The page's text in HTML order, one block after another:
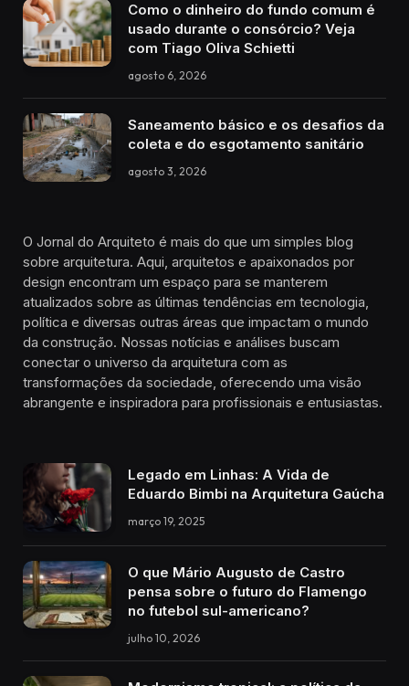
Como o dinheiro do fundo comum é
usado durante o consórcio? Veja
com Tiago Oliva Schietti
agosto 6, 2026
Saneamento básico e os desafios da
coleta e do esgotamento sanitário
agosto 3, 2026
O Jornal do Arquiteto é mais do que um simples blog
sobre arquitetura. Aqui, arquitetos e apaixonados por
design encontram um espaço para se manterem
atualizados sobre as últimas tendências em tecnologia,
política e diversas outras áreas que impactam o mundo
da construção. Nossas notícias e análises buscam
conectar o universo da arquitetura com as
transformações da sociedade, oferecendo uma visão
abrangente e inspiradora para profissionais e entusiastas.
Legado em Linhas: A Vida de
Eduardo Bimbi na Arquitetura Gaúcha
março 19, 2025
O que Mário Augusto de Castro
pensa sobre o futuro do Flamengo
no futebol sul-americano?
julho 10, 2026